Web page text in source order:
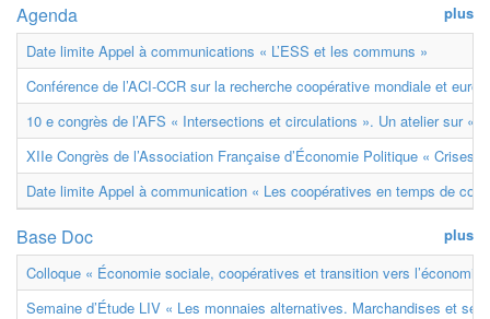
plus
Agenda
Date limite Appel à communications « L’ESS et les communs »
Conférence de l’ACI-CCR sur la recherche coopérative mondiale et
10 e congrès de l’AFS « Intersections et circulations ». Un atelier sur «
XIIe Congrès de l’Association Française d’Économie Politique « Crises
Date limite Appel à communication « Les coopératives en temps de
plus
Base Doc
Colloque « Économie sociale, coopératives et transition vers
Semaine d’Étude LIV « Les monnaies alternatives. Marchandises et